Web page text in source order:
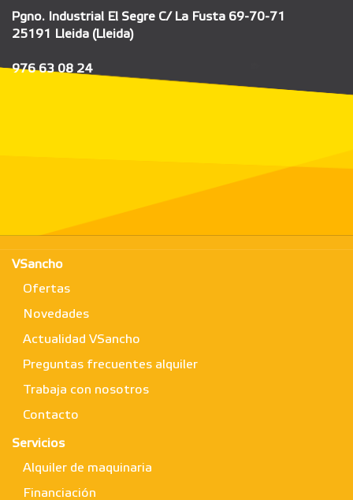
Pgno. Industrial El Segre C/ La Fusta 69-70-71
25191 Lleida (Lleida)
976 63 08 24
VSancho
Ofertas
Novedades
Actualidad VSancho
Preguntas frecuentes alquiler
Trabaja con nosotros
Contacto
Servicios
Alquiler de maquinaria
Financiación